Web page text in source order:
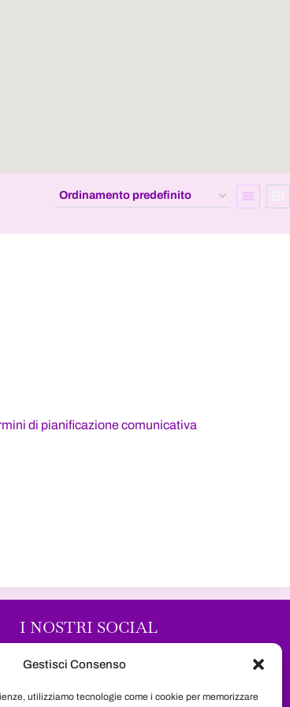
Gestisci Consenso
utilizziamo tecnologie come i cookie per memorizzare
di pianificazione comunicativa
I NOSTRI SOCIAL
Segui il nostro progetto sui maggiori
aggiornata su tutte le novità